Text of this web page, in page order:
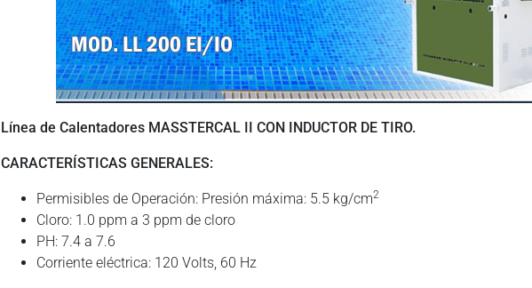
Línea de Calentadores MASSTERCAL II CON INDUCTOR DE TIRO.
CARACTERÍSTICAS GENERALES:
Permisibles de Operación: Presión máxima: 5.5 kg/cm2
Cloro: 1.0 ppm a 3 ppm de cloro
PH: 7.4 a 7.6
Corriente eléctrica: 120 Volts, 60 Hz